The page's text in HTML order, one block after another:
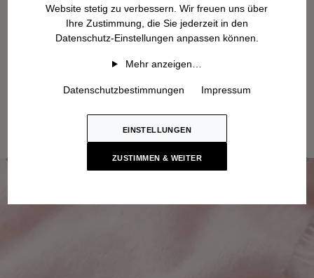
Website stetig zu verbessern. Wir freuen uns über
Ihre Zustimmung, die Sie jederzeit in den
Datenschutz-Einstellungen anpassen können.
Mehr anzeigen…
Datenschutzbestimmungen Impressum
EINSTELLUNGEN
ZUSTIMMEN & WEITER